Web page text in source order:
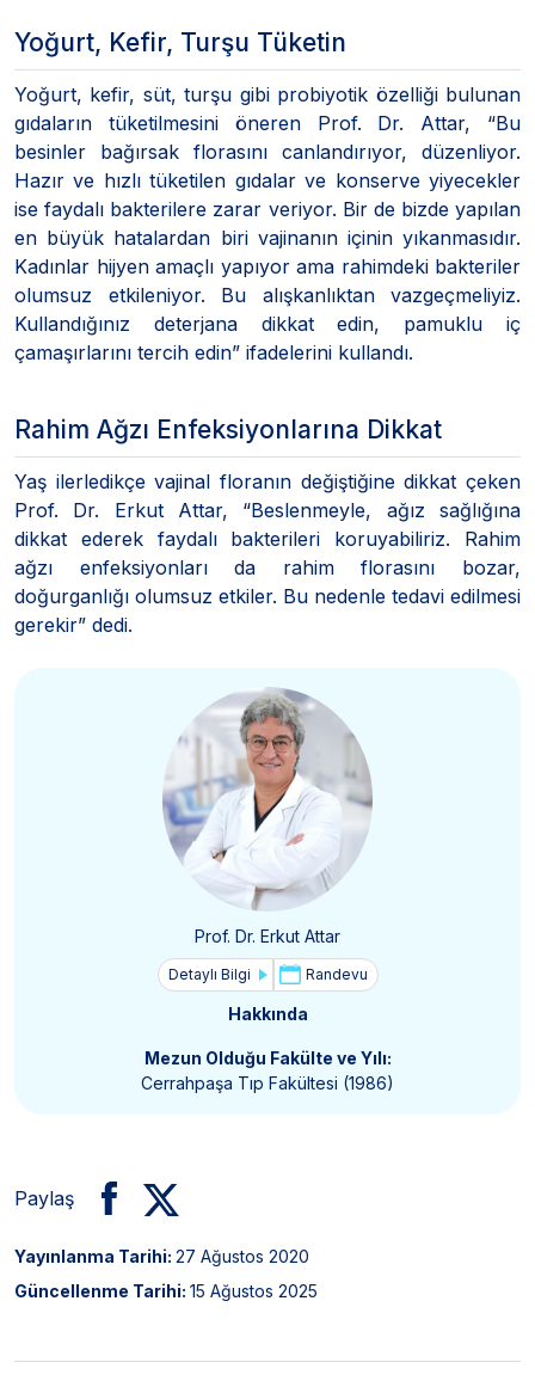
Yoğurt, Kefir, Turşu Tüketin
Yoğurt, kefir, süt, turşu gibi probiyotik özelliği bulunan
gıdaların tüketilmesini öneren Prof. Dr. Attar, “Bu
besinler bağırsak florasını canlandırıyor, düzenliyor.
Hazır ve hızlı tüketilen gıdalar ve konserve yiyecekler
ise faydalı bakterilere zarar veriyor. Bir de bizde yapılan
en büyük hatalardan biri vajinanın içinin yıkanmasıdır.
Kadınlar hijyen amaçlı yapıyor ama rahimdeki bakteriler
olumsuz etkileniyor. Bu alışkanlıktan vazgeçmeliyiz.
Kullandığınız deterjana dikkat edin, pamuklu iç
çamaşırlarını tercih edin” ifadelerini kullandı.
Rahim Ağzı Enfeksiyonlarına Dikkat
Yaş ilerledikçe vajinal floranın değiştiğine dikkat çeken
Prof. Dr. Erkut Attar, “Beslenmeyle, ağız sağlığına
dikkat ederek faydalı bakterileri koruyabiliriz. Rahim
ağzı enfeksiyonları da rahim florasını bozar,
doğurganlığı olumsuz etkiler. Bu nedenle tedavi edilmesi
gerekir” dedi.
Prof. Dr. Erkut Attar
Detaylı Bilgi Randevu
Hakkında
Mezun Olduğu Fakülte ve Yılı:
Cerrahpaşa Tıp Fakültesi (1986)
Paylaş
Yayınlanma Tarihi: 27 Ağustos 2020
Güncellenme Tarihi: 15 Ağustos 2025